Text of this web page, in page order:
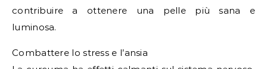
contribuire a ottenere una pelle più sana e
luminosa.
Combattere lo stress e l’ansia